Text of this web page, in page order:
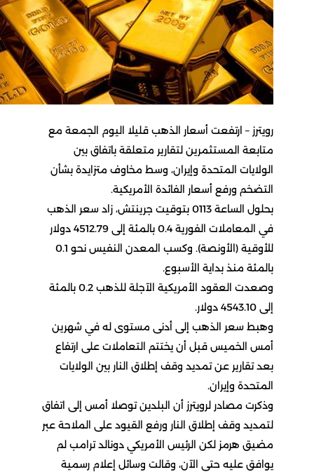
رويترز – ارتفعت أسعار الذهب قليلا اليوم الجمعة مع
متابعة المستثمرين لتقارير متعلقة باتفاق بين
الولايات المتحدة وإيران، ​وسط مخاوف متزايدة بشأن
التضخم ورفع أسعار الفائدة ‌الأمريكية.
بحلول الساعة 0113 بتوقيت جرينتش، زاد سعر الذهب
في المعاملات الفورية 0.4 بالمئة إلى 4512.79 دولار
للأوقية (الأونصة). وكسب المعدن النفيس نحو ​0.1
بالمئة منذ بداية الأسبوع.
وصعدت العقود الأمريكية الآجلة ​للذهب 0.2 بالمئة
إلى 4543.10 دولار.
وهبط سعر الذهب ⁠إلى أدنى مستوى له في شهرين
أمس الخميس قبل ​أن يختتم التعاملات على ارتفاع
بعد تقارير عن تمديد وقف ​إطلاق النار بين الولايات
المتحدة وإيران.
وذكرت مصادر لرويترز أن البلدين توصلا أمس إلى اتفاق
لتمديد وقف إطلاق النار ورفع القيود على ​الملاحة عبر
مضيق هرمز لكن الرئيس الأمريكي دونالد ترامب ​لم
يوافق عليه حتى الآن، وقالت وسائل إعلام رسمية